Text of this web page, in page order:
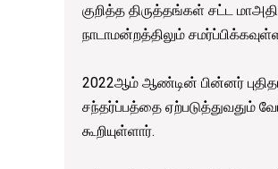
குறித்த திருத்தங்கள் சட்ட
நாடாமன்றத்திலும்
2022ஆம் ஆண்டின் பின்னர்
சந்தர்ப்பத்தை ஏற்படுத்துவதும்
கூறியுள்ளார்.